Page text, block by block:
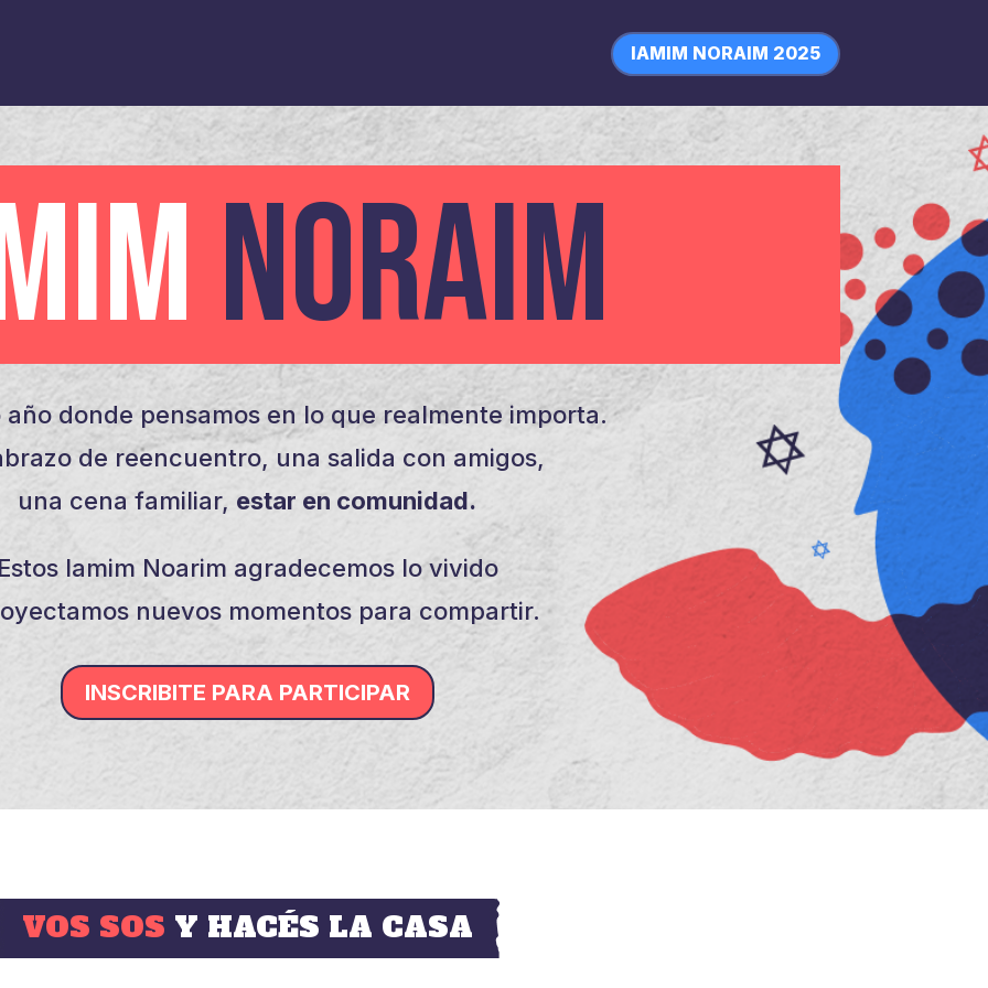
IAMIM NORAIM 2025
NORAIM
donde pensamos en lo que realmente importa.
de reencuentro, una salida con amigos,
una cena familiar, estar en comunidad.
Iamim Noarim agradecemos lo vivido
nuevos momentos para compartir.
INSCRIBITE PARA PARTICIPAR
VOS SOS Y HACÉS LA CASA